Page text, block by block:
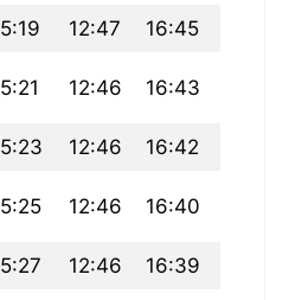
12:47 16:45
12:46 16:43
12:46 16:42
12:46 16:40
12:46 16:39